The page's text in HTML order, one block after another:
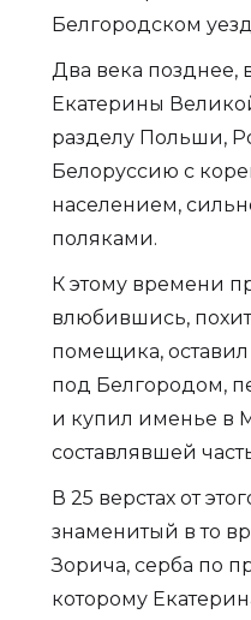
Белгородском
Два века позднее,
Екатерины
разделу Польши,
Белоруссию с
населением,
поляками.
К этому времени
влюбившись,
помещика,
под Белгородом,
и купил именье в
составлявшей
В 25 верстах от
знаменитый в то
Зорича, серба по
которому